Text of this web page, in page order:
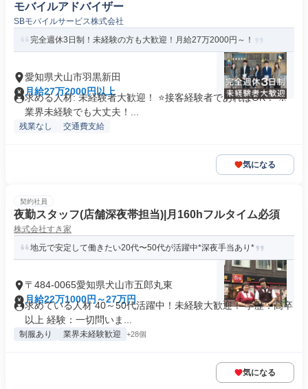
モバイルアドバイザー
SBモバイルサービス株式会社
完全週休3日制！未経験の方も大歓迎！月給27万2000円～！
愛知県犬山市羽黒新田
月給27万2000円以上
求める人材: 未経験者大歓迎！ ⭐接客経験者であればOK！ ※
業界未経験でも大丈夫！...
残業なし 交通費支給
気になる
契約社員
夜勤スタッフ(店舗深夜帯担当)|月160hフルタイム必須
株式会社すき家
地元で安定して働きたい20代〜50代が活躍中*深夜手当あり*
〒484-0065愛知県犬山市五郎丸東
月給22万1000円～27万円
求めている人材 40～50代活躍中！未経験大歓迎！ 学歴：高卒
以上 経験：一切問いま...
制服あり 業界未経験歓迎 +28個
気になる